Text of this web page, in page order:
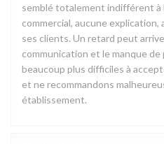
semblé totalement indifférent
commercial, aucune
ses clients. Un retard peut
communication et le manque
beaucoup plus difficiles à
et ne recommandons
établissement.